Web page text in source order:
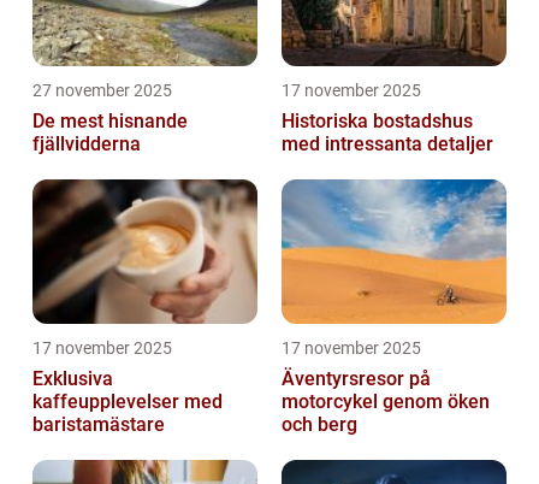
27 november 2025
De mest hisnande
fjällvidderna
17 november 2025
Historiska bostadshus
med intressanta detaljer
17 november 2025
Exklusiva
kaffeupplevelser med
baristamästare
17 november 2025
Äventyrsresor på
motorcykel genom öken
och berg